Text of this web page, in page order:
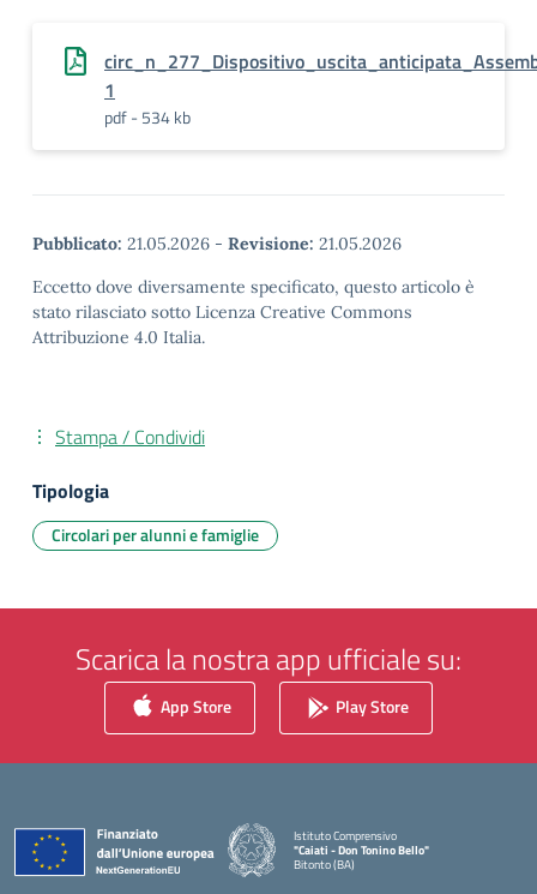
1
pdf - 534 kb
Pubblicato: 21.05.2026 - Revisione: 21.05.2026
Eccetto dove diversamente specificato, questo articolo è
stato rilasciato sotto Licenza Creative Commons
Attribuzione 4.0 Italia.
Stampa / Condividi
Tipologia
Circolari per alunni e famiglie
Scarica la nostra app ufficiale su:
App Store Play Store
Istituto Comprensivo
"Caiati - Don Tonino Bello"
Bitonto (BA)